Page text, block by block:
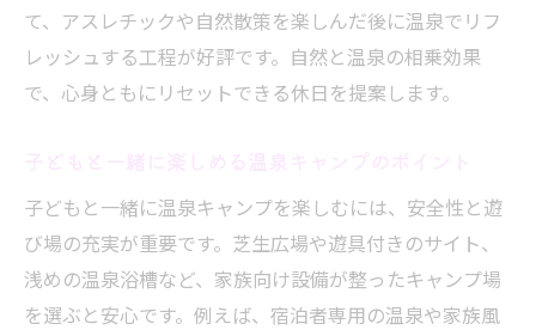
て、アスレチックや自然散策を楽しんだ後に温泉でリフ
レッシュする工程が好評です。自然と温泉の相乗効果
で、心身ともにリセットできる休日を提案します。
子どもと一緒に温泉キャンプを楽しむには、安全性と遊
び場の充実が重要です。芝生広場や遊具付きのサイト、
浅めの温泉浴槽など、家族向け設備が整ったキャンプ場
を選ぶと安心です。例えば、宿泊者専用の温泉や家族風